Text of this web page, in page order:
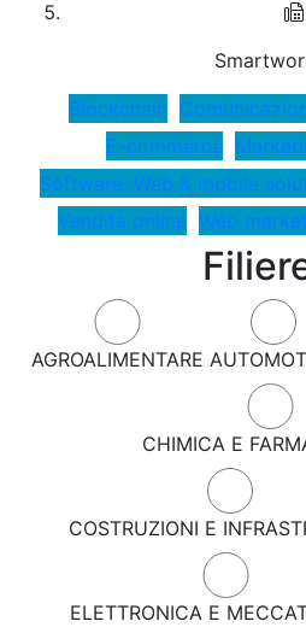
AGROALIMENTARE
CHIMICA E
COSTRUZIONI E
ELETTRONICA E
Blockchain
E-commerce
Software, Web & mobile
Vendita online Web